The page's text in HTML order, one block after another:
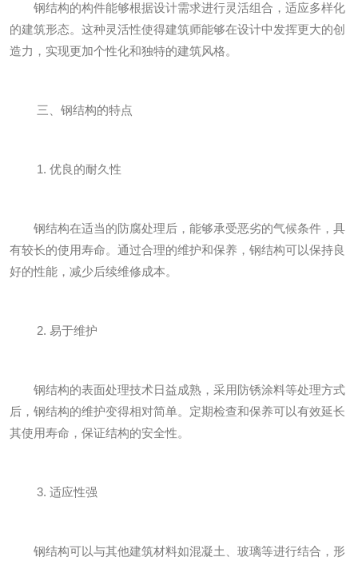
钢结构的构件能够根据设计需求进行灵活组合，适应多样化
的建筑形态。这种灵活性使得建筑师能够在设计中发挥更大的创
造力，实现更加个性化和独特的建筑风格。
三、钢结构的特点
1. 优良的耐久性
钢结构在适当的防腐处理后，能够承受恶劣的气候条件，具
有较长的使用寿命。通过合理的维护和保养，钢结构可以保持良
好的性能，减少后续维修成本。
2. 易于维护
钢结构的表面处理技术日益成熟，采用防锈涂料等处理方式
后，钢结构的维护变得相对简单。定期检查和保养可以有效延长
其使用寿命，保证结构的安全性。
3. 适应性强
钢结构可以与其他建筑材料如混凝土、玻璃等进行结合，形